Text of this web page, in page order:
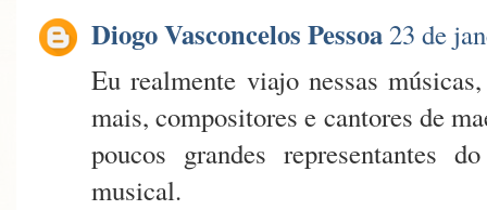
Diogo Vasconcelos Pessoa23 de
Eu realmente viajo nessas
mais, compositores e cantores de
poucos grandes representantes
musical.